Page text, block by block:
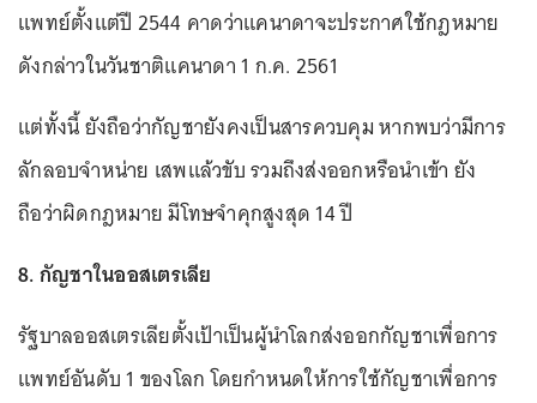
แพทย์ตั้งแต่ปี 2544 คาดว่าแคนาดาจะประกาศใช้กฎหมาย
ดังกล่าวในวันชาติแคนาดา 1 ก.ค. 2561
แต่ทั้งนี้ ยังถือว่ากัญชายังคงเป็นสารควบคุม หากพบว่ามีการ
ลักลอบจำหน่าย เสพแล้วขับ รวมถึงส่งออกหรือนำเข้า ยัง
ถือว่าผิดกฎหมาย มีโทษจำคุกสูงสุด 14 ปี
8. กัญชาในออสเตรเลีย
รัฐบาลออสเตรเลียตั้งเป้าเป็นผู้นำโลกส่งออกกัญชาเพื่อการ
แพทย์อันดับ 1 ของโลก โดยกำหนดให้การใช้กัญชาเพื่อการ